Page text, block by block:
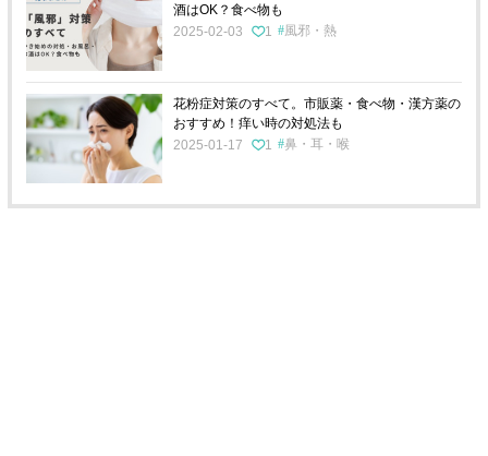
酒はOK？食べ物も
2025-02-03
1 風邪・熱
花粉症対策のすべて。市販薬・食べ物・漢方薬の
おすすめ！痒い時の対処法も
2025-01-17
1 鼻・耳・喉